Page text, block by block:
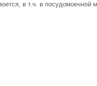
в т.ч. в посудомоечной